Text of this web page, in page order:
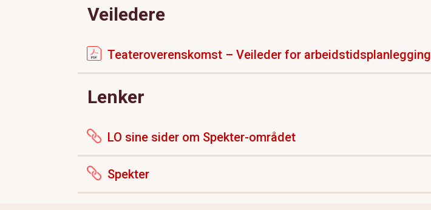
Veiledere
Teateroverenskomst – Veileder for arbeidstidsplanlegging
Lenker
LO sine sider om Spekter-området
Spekter